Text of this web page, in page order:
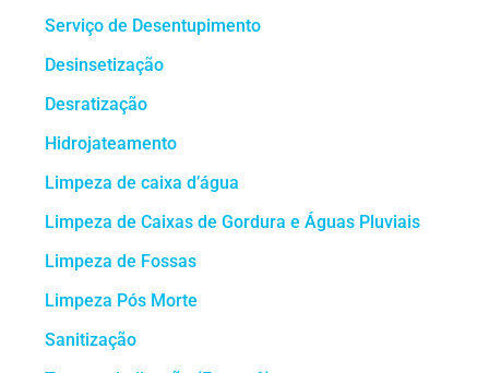
Serviço de Desentupimento
Desinsetização
Desratização
Hidrojateamento
Limpeza de caixa d’água
Limpeza de Caixas de Gordura e Águas Pluviais
Limpeza de Fossas
Limpeza Pós Morte
Sanitização